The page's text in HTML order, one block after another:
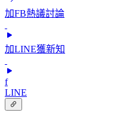
加FB熱議討論
加LINE獲新知
f
LINE